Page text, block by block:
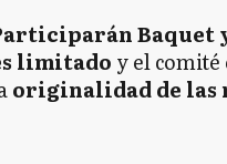
Baquet
limitado y el
originalidad de las